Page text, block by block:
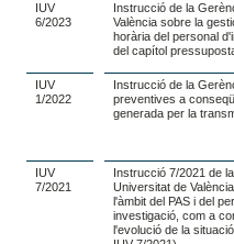
IUV
6/2023
Instrucció de la
València sobre la
horària del personal
del capítol
IUV
1/2022
Instrucció de la
preventives a
generada per la
IUV
7/2021
Instrucció 7/2021 de
Universitat de
l'àmbit del PAS i del
investigació, com a
l'evolució de la